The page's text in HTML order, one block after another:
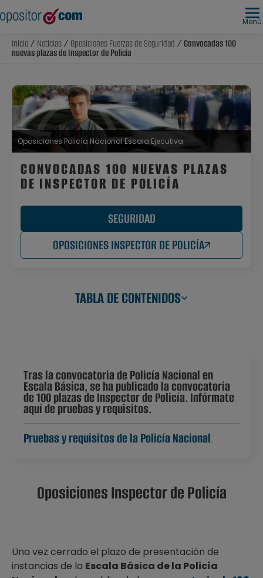
Menú
Inicio/ Noticias/ Oposiciones Fuerzas de Seguridad / Convocadas 100
nuevas plazas de Inspector de Policía
Oposiciones Policía Nacional Escala Ejecutiva
CONVOCADAS 100 NUEVAS PLAZAS
DE INSPECTOR DE POLICÍA
SEGURIDAD
OPOSICIONES INSPECTOR DE POLICÍA
TABLA DE CONTENIDOS
Tras la convocatoria de Policía Nacional en
Escala Básica, se ha publicado la convocatoria
de 100 plazas de Inspector de Policía. Infórmate
aquí de pruebas y requisitos.
Pruebas y requisitos de la Policía Nacional.
Oposiciones Inspector de Policía
Una vez cerrado el plazo de presentación de
instancias de la Escala Básica de la Policía